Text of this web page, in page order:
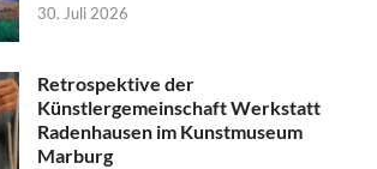
30. Juli 2026
Retrospektive der
Künstlergemeinschaft Werkstatt
Radenhausen im Kunstmuseum
Marburg